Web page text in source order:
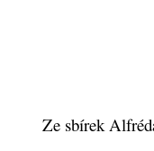
Ze sbírek